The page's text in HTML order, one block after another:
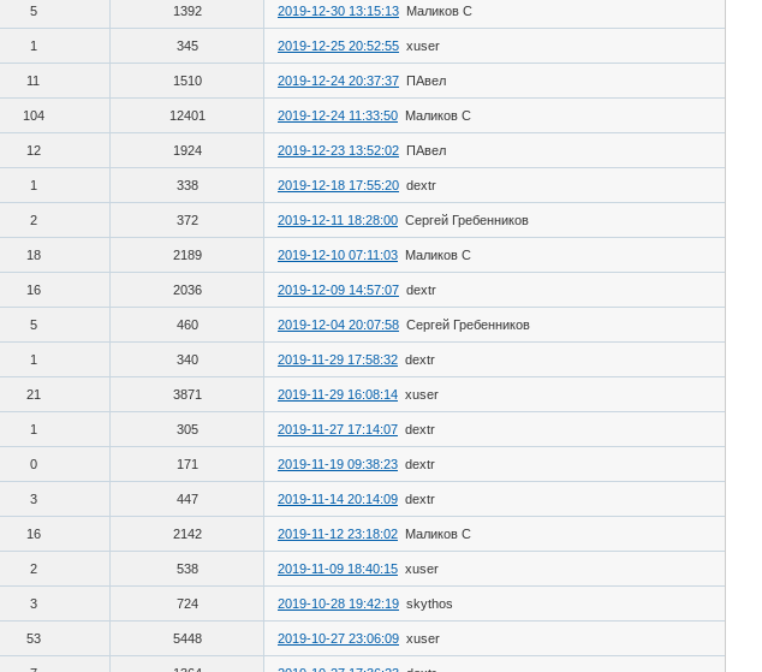
5 1392 2019-12-30 13:15:13 Маликов С
1 345 2019-12-25 20:52:55 xuser
11 1510 2019-12-24 20:37:37 ПАвел
104 12401 2019-12-24 11:33:50 Маликов С
12 1924 2019-12-23 13:52:02 ПАвел
1 338 2019-12-18 17:55:20 dextr
2 372 2019-12-11 18:28:00 Сергей Гребенников
18 2189 2019-12-10 07:11:03 Маликов С
16 2036 2019-12-09 14:57:07 dextr
5 460 2019-12-04 20:07:58 Сергей Гребенников
1 340 2019-11-29 17:58:32 dextr
21 3871 2019-11-29 16:08:14 xuser
1 305 2019-11-27 17:14:07 dextr
0 171 2019-11-19 09:38:23 dextr
3 447 2019-11-14 20:14:09 dextr
16 2142 2019-11-12 23:18:02 Маликов С
2 538 2019-11-09 18:40:15 xuser
3 724 2019-10-28 19:42:19 skythos
53 5448 2019-10-27 23:06:09 xuser